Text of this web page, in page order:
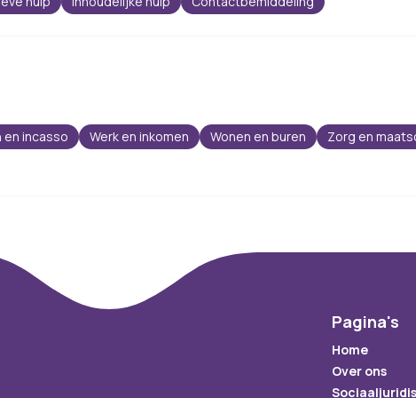
en incasso Werk en inkomen Wonen en buren Zorg en
Pagina's
Home
Over ons